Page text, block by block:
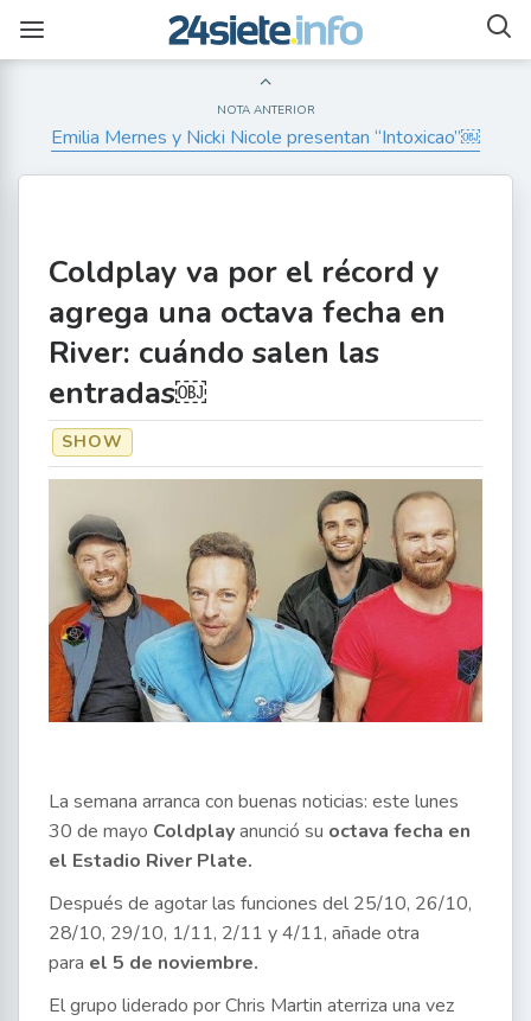
NOTA ANTERIOR
Emilia Mernes y Nicki Nicole presentan “Intoxicao”￼
Coldplay va por el récord y
agrega una octava fecha en
River: cuándo salen las
entradas￼
SHOW
La semana arranca con buenas noticias: este lunes
30 de mayo Coldplayanunció su octava fecha en
el Estadio River Plate.
Después de agotar las funciones del 25/10, 26/10,
28/10, 29/10, 1/11, 2/11 y 4/11, añade otra
para el 5 de noviembre.
El grupo liderado por Chris Martin aterriza una vez